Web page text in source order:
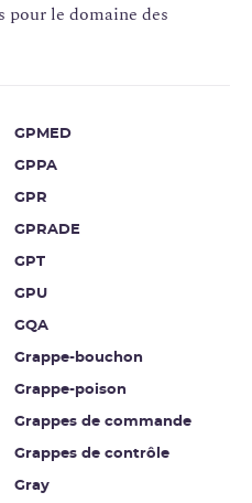
pour le domaine des
GPMED
GPPA
GPR
GPRADE
GPT
GPU
GQA
Grappe-bouchon
Grappe-poison
Grappes de commande
Grappes de contrôle
Gray